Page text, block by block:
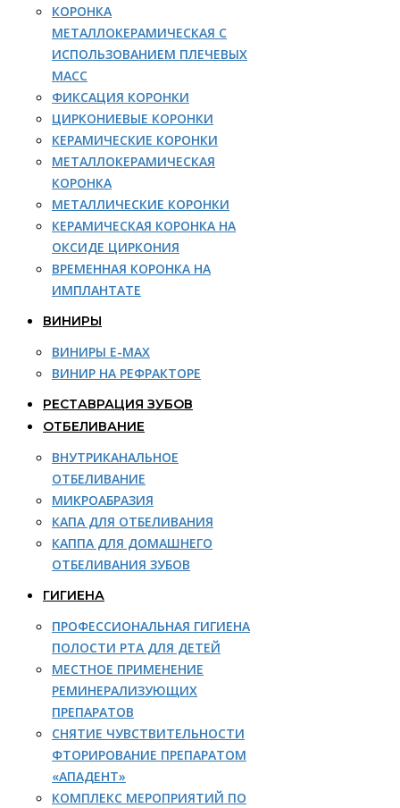
КОРОНКА
МЕТАЛЛОКЕРАМИЧЕСКАЯ С
ИСПОЛЬЗОВАНИЕМ ПЛЕЧЕВЫХ
МАСС
ФИКСАЦИЯ КОРОНКИ
ЦИРКОНИЕВЫЕ КОРОНКИ
КЕРАМИЧЕСКИЕ КОРОНКИ
МЕТАЛЛОКЕРАМИЧЕСКАЯ
КОРОНКА
МЕТАЛЛИЧЕСКИЕ КОРОНКИ
КЕРАМИЧЕСКАЯ КОРОНКА НА
ОКСИДЕ ЦИРКОНИЯ
ВРЕМЕННАЯ КОРОНКА НА
ИМПЛАНТАТЕ
ВИНИРЫ
ВИНИРЫ E-MAX
ВИНИР НА РЕФРАКТОРЕ
РЕСТАВРАЦИЯ ЗУБОВ
ОТБЕЛИВАНИЕ
ВНУТРИКАНАЛЬНОЕ
ОТБЕЛИВАНИЕ
МИКРОАБРАЗИЯ
КАПА ДЛЯ ОТБЕЛИВАНИЯ
КАППА ДЛЯ ДОМАШНЕГО
ОТБЕЛИВАНИЯ ЗУБОВ
ГИГИЕНА
ПРОФЕССИОНАЛЬНАЯ ГИГИЕНА
ПОЛОСТИ РТА ДЛЯ ДЕТЕЙ
МЕСТНОЕ ПРИМЕНЕНИЕ
РЕМИНЕРАЛИЗУЮЩИХ
ПРЕПАРАТОВ
СНЯТИЕ ЧУВСТВИТЕЛЬНОСТИ
ФТОРИРОВАНИЕ ПРЕПАРАТОМ
«АПАДЕНТ»
КОМПЛЕКС МЕРОПРИЯТИЙ ПО